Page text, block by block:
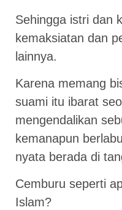
Sehingga istri dan
kemaksiatan dan
lainnya.
Karena memang
suami itu ibarat
mengendalikan
kemanapun
nyata berada di
Cemburu seperti
Islam?